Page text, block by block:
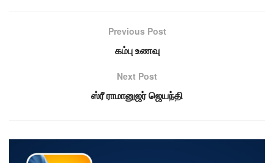
Previous Post
கம்பு உணவு
Next Post
ஸ்ரீ ராமானுஜர் ஜெயந்தி